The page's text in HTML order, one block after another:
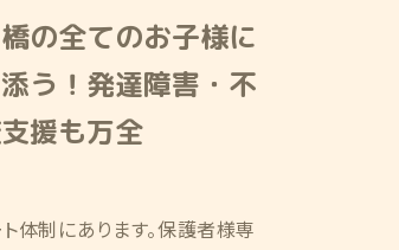
の全てのお子様に
う！発達障害・不
援も万全
体制にあります。保護者様専